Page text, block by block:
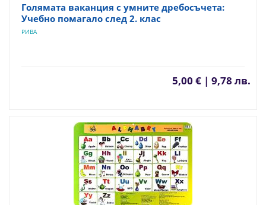
Голямата ваканция с умните дребосъчета:
Учебно помагало след 2. клас
РИВА
5,00 € | 9,78 лв.